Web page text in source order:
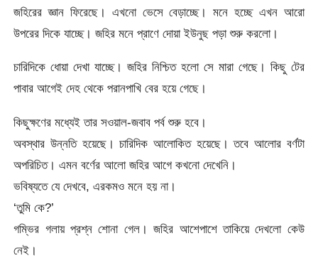
জহিরের জ্ঞান ফিরেছে। এখনো ভেসে বেড়াচ্ছে। মনে হচ্ছে এখন আরো
উপরের দিকে যাচ্ছে। জহির মনে প্রাণে দোয়া ইউনুছ পড়া শুরু করলো।
চারিদিকে ধোয়া দেখা যাচ্ছে। জহির নিশ্চিত হলো সে মারা গেছে। কিছু টের
পাবার আগেই দেহ থেকে পরানপাখি বের হয়ে গেছে।
কিছুক্ষণের মধ্যেই তার সওয়াল-জবাব পর্ব শুরু হবে।
অবস্থার উন্নতি হয়েছে। চারিদিক আলোকিত হয়েছে। তবে আলোর বর্ণটা
অপরিচিত। এমন বর্ণের আলো জহির আগে কখনো দেখেনি।
ভবিষ্যতে যে দেখবে, এরকমও মনে হয় না।
‘তুমি কে?’
গম্ভির গলায় প্রশ্ন শোনা গেল। জহির আশেপাশে তাকিয়ে দেখলো কেউ
নেই।